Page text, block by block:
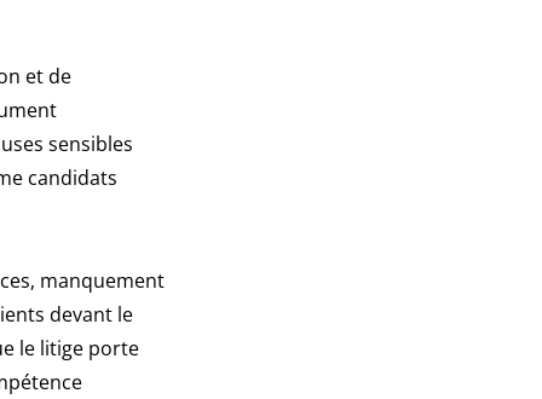
et de
sensibles
candidats
manquement
devant le
le litige porte